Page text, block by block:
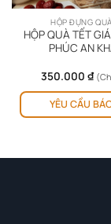
HỘP ĐỰNG
HỘP QUÀ TẾT
PHÚC AN
350.000 ₫
YÊU CẦU